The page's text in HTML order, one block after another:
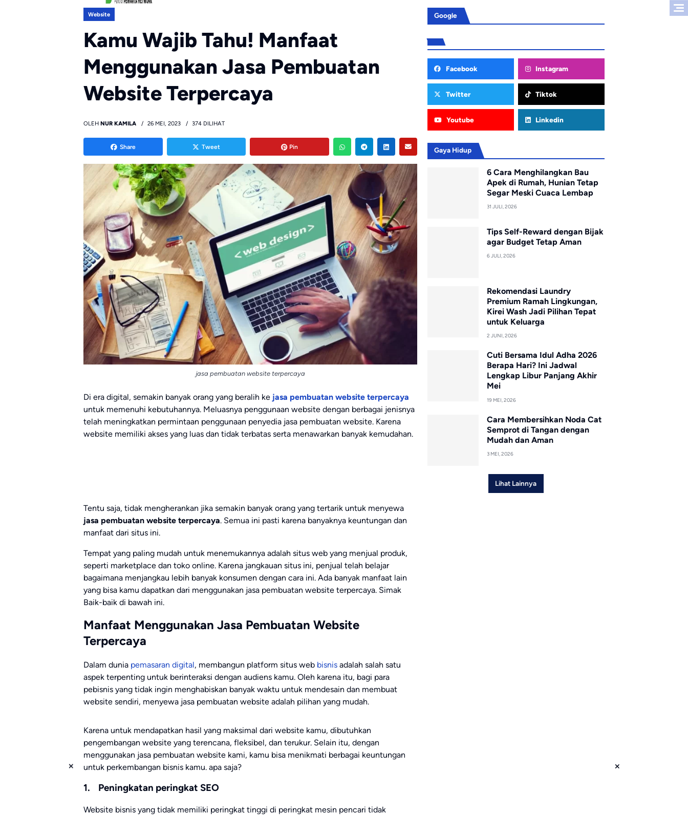
Website
Kamu Wajib Tahu! Manfaat
Menggunakan Jasa Pembuatan
Website Terpercaya
OLEH NUR KAMILA 26 MEI, 2023 374 DILIHAT
Share Tweet Pin
jasa pembuatan website terpercaya
Di era digital, semakin banyak orang yang beralih ke jasa pembuatan website terpercaya
untuk memenuhi kebutuhannya. Meluasnya penggunaan website dengan berbagai jenisnya
telah meningkatkan permintaan penggunaan penyedia jasa pembuatan website. Karena
website memiliki akses yang luas dan tidak terbatas serta menawarkan banyak kemudahan.
Tentu saja, tidak mengherankan jika semakin banyak orang yang tertarik untuk menyewa
jasa pembuatan website terpercaya. Semua ini pasti karena banyaknya keuntungan dan
manfaat dari situs ini.
Tempat yang paling mudah untuk menemukannya adalah situs web yang menjual produk,
seperti marketplace dan toko online. Karena jangkauan situs ini, penjual telah belajar
bagaimana menjangkau lebih banyak konsumen dengan cara ini. Ada banyak manfaat lain
yang bisa kamu dapatkan dari menggunakan jasa pembuatan website terpercaya. Simak
Baik-baik di bawah ini.
Manfaat Menggunakan Jasa Pembuatan Website
Terpercaya
Dalam dunia pemasaran digital, membangun platform situs web bisnis adalah salah satu
aspek terpenting untuk berinteraksi dengan audiens kamu. Oleh karena itu, bagi para
pebisnis yang tidak ingin menghabiskan banyak waktu untuk mendesain dan membuat
website sendiri, menyewa jasa pembuatan website adalah pilihan yang mudah.
Karena untuk mendapatkan hasil yang maksimal dari website kamu, dibutuhkan
pengembangan website yang terencana, fleksibel, dan terukur. Selain itu, dengan
menggunakan jasa pembuatan website kami, kamu bisa menikmati berbagai keuntungan
untuk perkembangan bisnis kamu. apa saja?
1. Peningkatan peringkat SEO
Website bisnis yang tidak memiliki peringkat tinggi di peringkat mesin pencari tidak
Google
Facebook Instagram
Twitter Tiktok
Youtube Linkedin
Gaya Hidup
6 Cara Menghilangkan Bau
Apek di Rumah, Hunian Tetap
Segar Meski Cuaca Lembap
31 JULI, 2026
Tips Self-Reward dengan Bijak
agar Budget Tetap Aman
6 JULI, 2026
Rekomendasi Laundry
Premium Ramah Lingkungan,
Kirei Wash Jadi Pilihan Tepat
untuk Keluarga
2 JUNI, 2026
Cuti Bersama Idul Adha 2026
Berapa Hari? Ini Jadwal
Lengkap Libur Panjang Akhir
Mei
19 MEI, 2026
Cara Membersihkan Noda Cat
Semprot di Tangan dengan
Mudah dan Aman
3 MEI, 2026
Lihat Lainnya